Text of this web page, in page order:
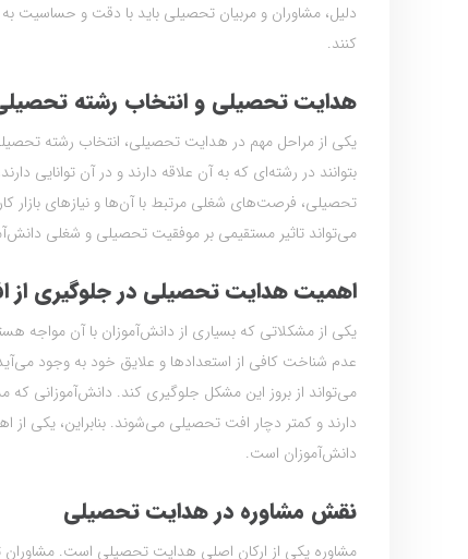
دلیل، مشاوران و مربیان تحصیلی باید با دقت و حساسیت به
کنند.
هدایت تحصیلی و انتخاب رشته
یکی از مراحل مهم در هدایت تحصیلی، انتخاب رشته تحصیلی
بتوانند در رشته‌ای که به آن علاقه دارند و در آن توانایی
تحصیلی، فرصت‌های شغلی مرتبط با آن‌ها و نیازهای بازار
می‌تواند تاثیر مستقیمی بر موفقیت تحصیلی و شغلی
اهمیت هدایت تحصیلی در جلوگیری از
یکی از مشکلاتی که بسیاری از دانش‌آموزان با آن مواجه
عدم شناخت کافی از استعدادها و علایق خود به وجود
می‌تواند از بروز این مشکل جلوگیری کند. دانش‌آموزانی که
دارند و کمتر دچار افت تحصیلی می‌شوند. بنابراین،
دانش‌آموزان است.
نقش مشاوره در هدایت تحصیلی
مشاوره یکی از ارکان اصلی هدایت تحصیلی است. مشاوران